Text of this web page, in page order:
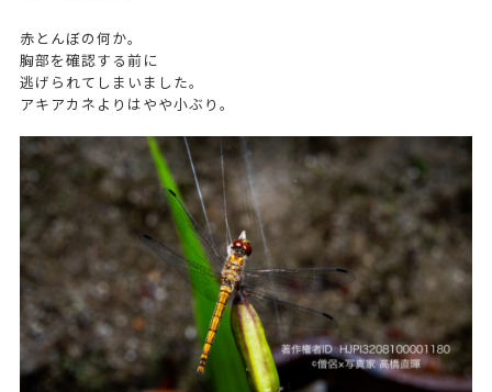
赤とんぼの何か。
胸部を確認する前に
逃げられてしまいました。
アキアカネよりはやや小ぶり。